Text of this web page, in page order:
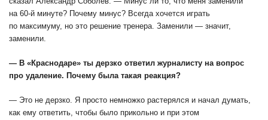
на 60-й минуте? Почему минус? Всегда хочется играть
по максимуму, но это решение тренера. Заменили — значит,
заменили.
— В «Краснодаре» ты дерзко ответил журналисту на вопрос
про удаление. Почему была такая реакция?
— Это не дерзко. Я просто немножко растерялся и начал думать,
как ему ответить, чтобы было прикольно и при этом